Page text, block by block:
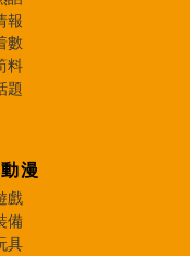
報
數
料
題
漫
戲
備
具